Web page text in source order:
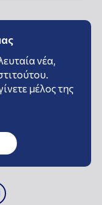
νέα,
μέλος της